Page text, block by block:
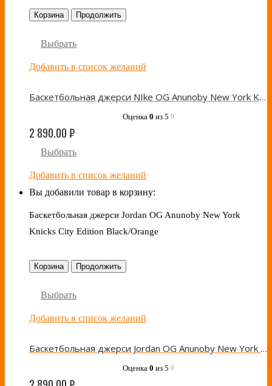
Корзина Продолжить
Выбрать
Добавить в список желаний
Баскетбольная джерси NIke OG Anunoby New York Knicks City Edition Cream
Оценка 0 из 5 0
2 890.00₽
Выбрать
Добавить в список желаний
Вы добавили товар в корзину:
Баскетбольная джерси Jordan OG Anunoby New York
Knicks City Edition Black/Orange
Корзина Продолжить
Выбрать
Добавить в список желаний
Баскетбольная джерси Jordan OG Anunoby New York Knicks City Edition Black/Orange
Оценка 0 из 5 0